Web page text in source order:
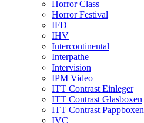
Horror Class
Horror Festival
IFD
IHV
Intercontinental
Interpathe
Intervision
IPM Video
ITT Contrast Einleger
ITT Contrast Glasboxen
ITT Contrast Pappboxen
IVC